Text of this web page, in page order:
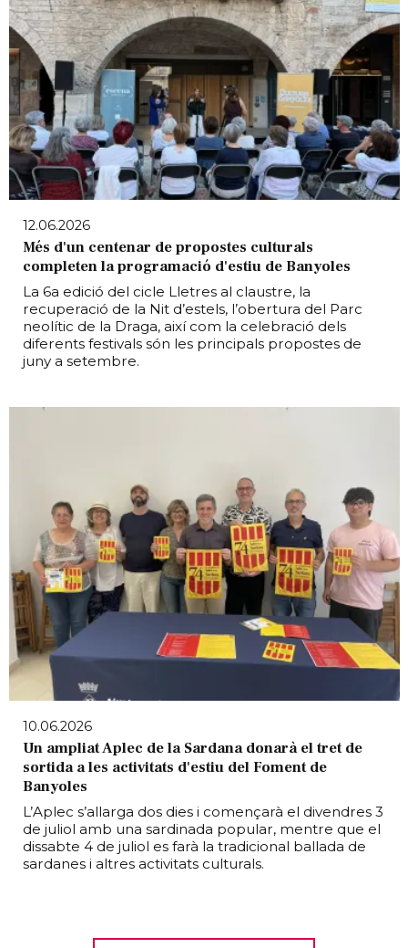
12.06.2026
Més d'un centenar de propostes culturals
completen la programació d'estiu de Banyoles
La 6a edició del cicle Lletres al claustre, la
recuperació de la Nit d’estels, l’obertura del Parc
neolític de la Draga, així com la celebració dels
diferents festivals són les principals propostes de
juny a setembre.
10.06.2026
Un ampliat Aplec de la Sardana donarà el tret de
sortida a les activitats d'estiu del Foment de
Banyoles
L’Aplec s’allarga dos dies i començarà el divendres 3
de juliol amb una sardinada popular, mentre que el
dissabte 4 de juliol es farà la tradicional ballada de
sardanes i altres activitats culturals.